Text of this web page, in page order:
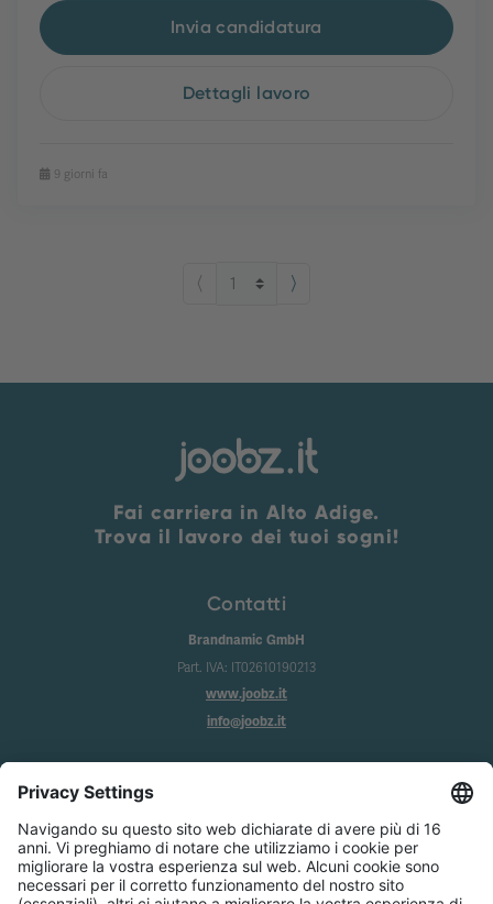
Invia candidatura
Dettagli lavoro
9 giorni fa
⟨ ⟩
Fai carriera in Alto Adige.
Trova il lavoro dei tuoi sogni!
Contatti
Brandnamic GmbH
Part. IVA: IT02610190213
www.joobz.it
info@joobz.it
Privacy
Condizioni generali
Impostazione dei cookie